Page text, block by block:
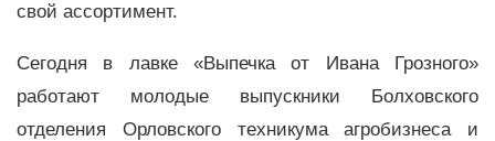
свой ассортимент.
Сегодня в лавке «Выпечка от Ивана Грозного»
работают молодые выпускники Болховского
отделения Орловского техникума агробизнеса и